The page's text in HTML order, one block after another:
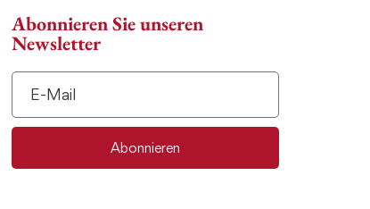
Abonnieren Sie unseren
Newsletter
Abonnieren